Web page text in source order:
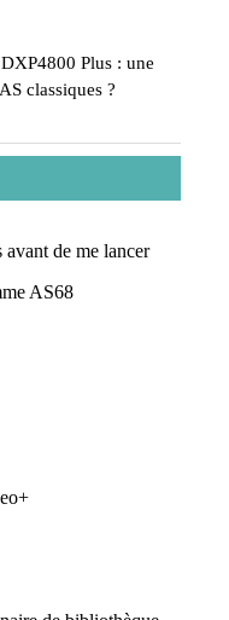
Plus : une
classiques ?
de me lancer
AS68